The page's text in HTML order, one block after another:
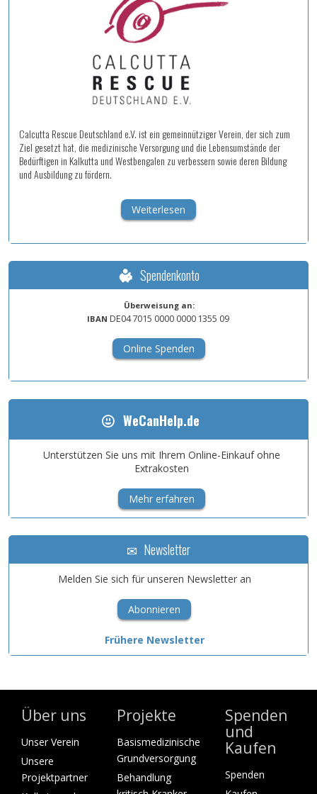
Calcutta Rescue Deutschland e.V. ist ein gemeinnütziger Verein, der sich zum
Ziel gesetzt hat, die medizinische Versorgung und die Lebensumstände der
Bedürftigen in Kalkutta und Westbengalen zu verbessern sowie deren Bildung
und Ausbildung zu fördern.
Weiterlesen
Spendenkonto
Überweisung an:
IBAN DE047015 0000 0000 1355 09
Online Spenden
WeCanHelp.de
Unterstützen Sie uns mit Ihrem Online-Einkauf ohne
Extrakosten
Mehr erfahren
Newsletter
Melden Sie sich für unseren Newsletter an
Abonnieren
Frühere Newsletter
Über uns
Unser Verein
Unsere
Projektpartner
Projekte
Basismedizinische
Grundversorgung
Behandlung
Spenden
und
Kaufen
Spenden